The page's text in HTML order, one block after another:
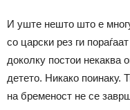
И уште нешто што е
со царски рез ги
доколку постои некаква
детето. Никако поинаку.
на бременост не се